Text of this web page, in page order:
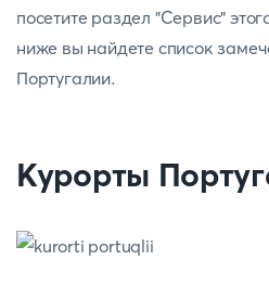
посетите раздел "Сервис"
ниже вы найдете список
Португалии.
Курорты